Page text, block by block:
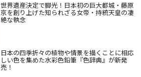
世界遺産決定で脚光！日本初の巨大都城・藤原
京を創り上げた知られざる女帝・持統天皇の凄
絶な執念
日本の四季折々の植物や情景を描くことに相応
しい色を集めた水彩色鉛筆『色辞典』が新発
売！